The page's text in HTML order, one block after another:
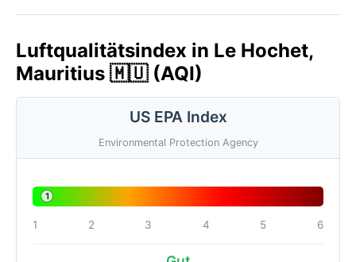
Luftqualitätsindex in Le Hochet,
Mauritius 🇲🇺 (AQI)
US EPA Index
Environmental Protection Agency
1
1 2 3 4 5 6